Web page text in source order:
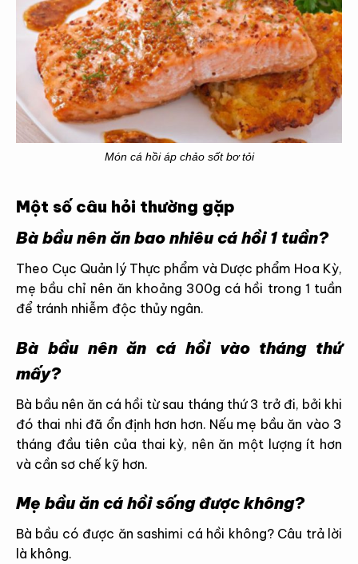
Món cá hồi áp chảo sốt bơ tỏi
Một số câu hỏi thường gặp
Bà bầu nên ăn bao nhiêu cá hồi 1 tuần?
Theo Cục Quản lý Thực phẩm và Dược phẩm Hoa Kỳ,
mẹ bầu chỉ nên ăn khoảng 300g cá hồi trong 1 tuần
để tránh nhiễm độc thủy ngân.
Bà bầu nên ăn cá hồi vào tháng thứ
mấy?
Bà bầu nên ăn cá hồi từ sau tháng thứ 3 trở đi, bởi khi
đó thai nhi đã ổn định hơn hơn. Nếu mẹ bầu ăn vào 3
tháng đầu tiên của thai kỳ, nên ăn một lượng ít hơn
và cần sơ chế kỹ hơn.
Mẹ bầu ăn cá hồi sống được không?
Bà bầu có được ăn sashimi cá hồi không? Câu trả lời
là không.